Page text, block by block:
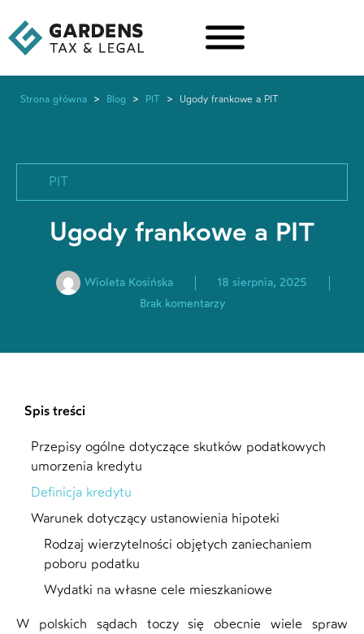
Strona główna > Blog > PIT > Ugody frankowe a PIT
PIT
Ugody frankowe a PIT
Wioleta Kosińska
18 sierpnia, 2025
Brak komentarzy
Spis treści
Przepisy ogólne dotyczące skutków podatkowych
umorzenia kredytu
Definicja kredytu
Warunek dotyczący ustanowienia hipoteki
Rodzaj wierzytelności objętych zaniechaniem
poboru podatku
Wydatki na własne cele mieszkaniowe
W polskich sądach toczy się obecnie wiele spraw